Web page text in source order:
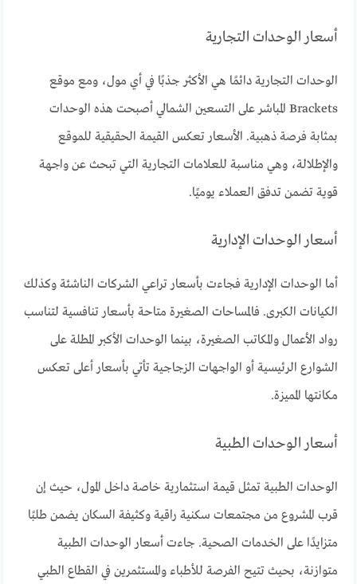
أسعار الوحدات التجارية
الوحدات التجارية دائمًا هي الأكثر جذبًا في أي مول، ومع موقع
Brackets المباشر على التسعين الشمالي أصبحت هذه الوحدات
بمثابة فرصة ذهبية. الأسعار تعكس القيمة الحقيقية للموقع
والإطلالة، وهي مناسبة للعلامات التجارية التي تبحث عن واجهة
قوية تضمن تدفق العملاء يوميًا.
أسعار الوحدات الإدارية
أما الوحدات الإدارية فجاءت بأسعار تراعي الشركات الناشئة وكذلك
الكيانات الكبرى. فالمساحات الصغيرة متاحة بأسعار تنافسية لتناسب
رواد الأعمال والمكاتب الصغيرة، بينما الوحدات الأكبر المطلة على
الشوارع الرئيسية أو الواجهات الزجاجية تأتي بأسعار أعلى تعكس
مكانتها المميزة.
أسعار الوحدات الطبية
الوحدات الطبية تمثل قيمة استثمارية خاصة داخل المول، حيث إن
قرب المشروع من مجتمعات سكنية راقية وكثيفة السكان يضمن طلبًا
متزايدًا على الخدمات الصحية. جاءت أسعار الوحدات الطبية
متوازنة، بحيث تتيح الفرصة للأطباء والمستثمرين في القطاع الطبي